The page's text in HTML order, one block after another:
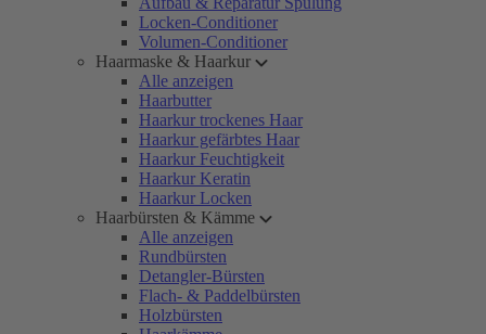
Locken-Conditioner
Volumen-Conditioner
Haarmaske & Haarkur
Alle anzeigen
Haarbutter
Haarkur trockenes Haar
Haarkur gefärbtes Haar
Haarkur Feuchtigkeit
Haarkur Keratin
Haarkur Locken
Haarbürsten & Kämme
Alle anzeigen
Rundbürsten
Detangler-Bürsten
Flach- & Paddelbürsten
Holzbürsten